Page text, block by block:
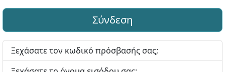
Σύνδεση
Ξεχάσατε τον κωδικό πρόσβασής σας;